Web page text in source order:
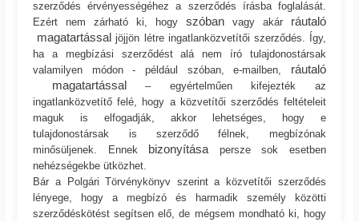
szerződés érvényességéhez a szerződés írásba foglalását.
Ezért nem zárható ki, hogy szóbanvagy akár ráutaló
magatartással jöjjön létre ingatlanközvetítői szerződés. Így,
ha a megbízási szerződést alá nem író tulajdonostársak
valamilyen módon - például szóban, e-mailben, ráutaló
magatartással – egyértelműen kifejezték az
ingatlanközvetítő felé, hogy a közvetítői szerződés feltételeit
maguk is elfogadják, akkor lehetséges, hogy e
tulajdonostársak is szerződő félnek, megbízónak
minősüljenek. Ennek bizonyítása persze sok esetben
nehézségekbe ütközhet.
Bár a Polgári Törvénykönyv szerint a közvetítői szerződés
lényege, hogy a megbízó és harmadik személy közötti
szerződéskötést segítsen elő, de mégsem mondható ki, hogy